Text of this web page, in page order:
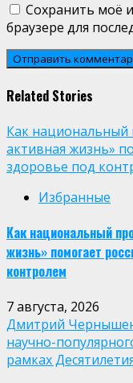
Сохранить моё
браузере для
Related Stories
Как национальный
активная жизнь»
здоровье под
Избранные
Как национальный
жизнь» помогает
контролем
7 августа, 2026
Дмитрий
научно-
рамках